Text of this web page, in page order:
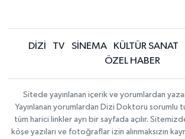
DİZİ TV SİNEMA KÜLTÜR SANAT
ÖZEL HABER
Sitede yayınlanan içerik ve yorumlardan
Yayınlanan yorumlardan Dizi Doktoru sorumlu
tüm harici linkler ayrı bir sayfada açılır.
köşe yazıları ve fotoğraflar izin alınmaksızın